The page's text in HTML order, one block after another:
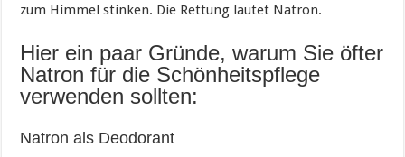
zum Himmel stinken. Die Rettung lautet Natron.
Hier ein paar Gründe, warum Sie öfter
Natron für die Schönheitspflege
verwenden sollten:
Natron als Deodorant